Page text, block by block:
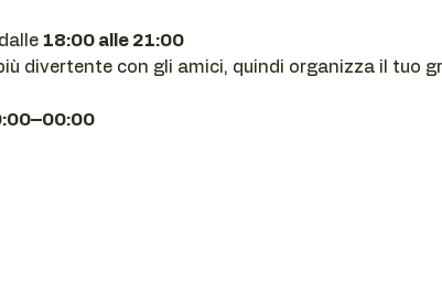
18:00 alle 21:00
divertente con gli amici, quindi organizza il tuo